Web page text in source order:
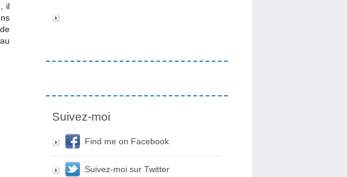
il
Suivez-moi
Find me on Facebook
Suivez-moi sur Twitter